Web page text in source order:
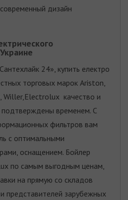
дизайн
24», купить електро
торговых марок Ariston,
Willer,Electrolux качество и
подтверждены временем. С
фильтров вам
с оптимальными
оснащением. Бойлер
по самым выгодным ценам,
на прямую со складов
представителей зарубежных